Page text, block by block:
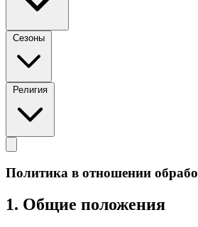
Сезоны
Религия
Политика в отношении
1. Общие положения